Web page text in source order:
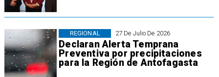
27 De Julio De 2026
Declaran Alerta Temprana
Preventiva por precipitaciones
para la Región de Antofagasta
REGIONAL